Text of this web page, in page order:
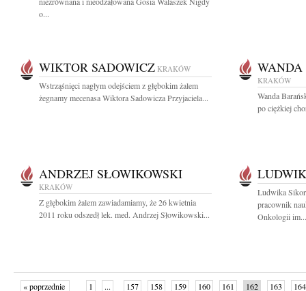
o...
WIKTOR SADOWICZ KRAKÓW
Wstrząśnięci nagłym odejściem z głębokim żalem
żegnamy mecenasa Wiktora Sadowicza Przyjaciela...
KRAKÓW
Wanda
po ciężkiej
ANDRZEJ SŁOWIKOWSKI
KRAKÓW
Z głębokim żalem zawiadamiamy, że 26 kwietnia
2011 roku odszedł lek. med. Andrzej Słowikowski...
Ludwika
pracownik
Onkologii
« poprzednie 1 ... 157 158 159 160 161 162 163 164